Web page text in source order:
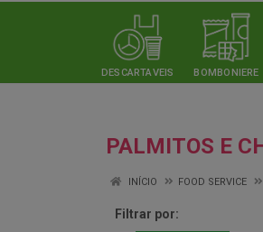
DESCARTAVEIS BOMBONIERE
PALMITOS E
INÍCIO FOOD SERVICE
Filtrar por: